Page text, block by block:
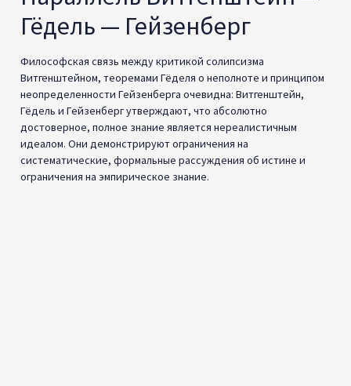
которые не могут быть формально доказаны как истинные
или ложные внутри самой системы. Формальные рассуждения
имеют внутренние ограничения.